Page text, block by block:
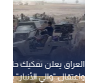
العراق يعلن تفكيك خلية
واعتقال "والي الأنبار"